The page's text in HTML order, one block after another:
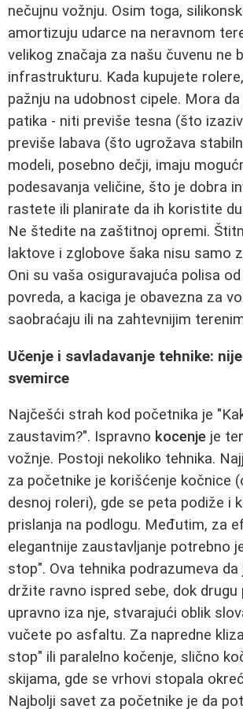
nečujnu vožnju. Osim toga,
amortizuju udarce na neravnom
velikog značaja za našu čuvenu ne
infrastrukturu. Kada kupujete
pažnju na udobnost cipele. Mora
patika - niti previše tesna (što
previše labava (što ugrožava
modeli, posebno dečji, imaju
podesavanja veličine, što je dobra
rastete ili planirate da ih koristite
Ne štedite na zaštitnoj opremi.
laktove i zglobove šaka nisu samo
Oni su vaša osiguravajuća polisa
povreda, a kaciga je obavezna za
saobraćaju ili na zahtevnijim
Učenje i savladavanje tehnike:
svemirce
Najčešći strah kod početnika je
zaustavim?". Ispravno kocenje je
vožnje. Postoji nekoliko tehnika.
za početnike je korišćenje kočnice
desnoj roleri), gde se peta podiže i
prislanja na podlogu. Međutim, za
elegantnije zaustavljanje potrebno
stop". Ova tehnika podrazumeva da
držite ravno ispred sebe, dok
upravno iza nje, stvarajući oblik
vučete po asfaltu. Za napredne
stop" ili paralelno kočenje, slično
skijama, gde se vrhovi stopala
Najbolji savet za početnike je da